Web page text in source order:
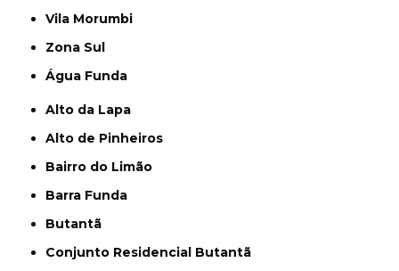
Vila Morumbi
Zona Sul
Água Funda
Alto da Lapa
Alto de Pinheiros
Bairro do Limão
Barra Funda
Butantã
Conjunto Residencial Butantã